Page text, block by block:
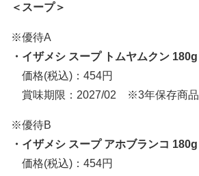
＜スープ＞
※優待A
・イザメシ スープ トムヤムクン 180g
価格(税込)：454円
賞味期限：2027/02 ※3年保存商品
※優待B
・イザメシ スープ アホブランコ 180g
価格(税込)：454円